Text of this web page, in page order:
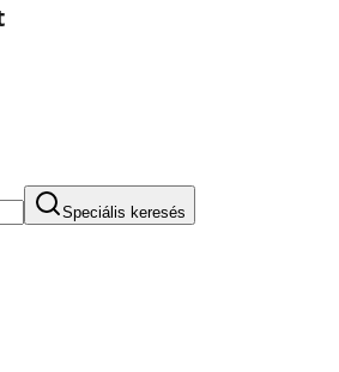
Speciális keresés